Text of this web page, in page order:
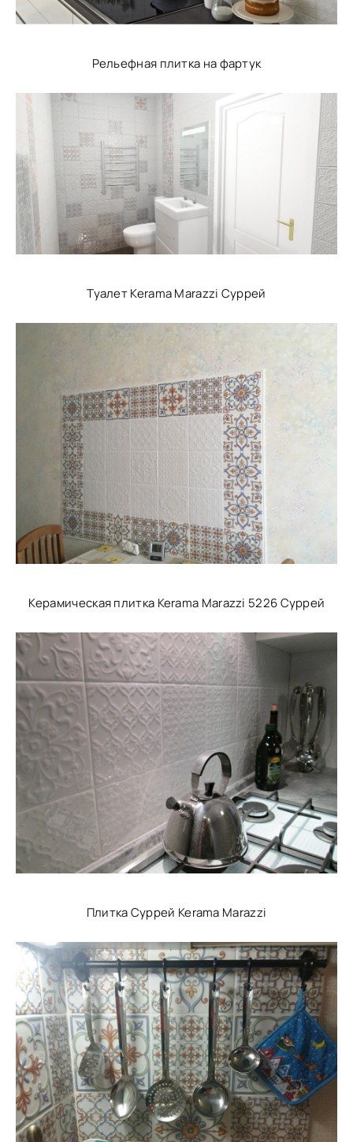
Рельефная плитка на фартук
Туалет Kerama Marazzi Суррей
Керамическая плитка Kerama Marazzi 5226 Суррей
Плитка Суррей Kerama Marazzi